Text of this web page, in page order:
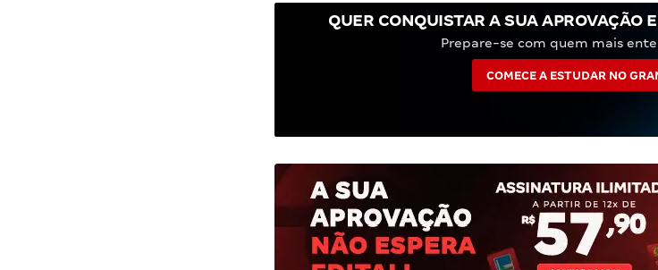
QUER CONQUISTAR A SUA APROVAÇÃO
Prepare-se com quem mais
COMECE A ESTUDAR NO